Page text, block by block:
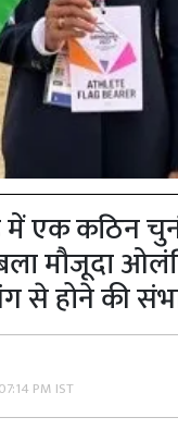
एक कठिन
मौजूदा
से होने की
PM IST